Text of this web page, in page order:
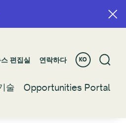
편집실 연락하다 KO
술 Opportunities Portal
편집실 연락하다 KO
술 Opportunities Portal